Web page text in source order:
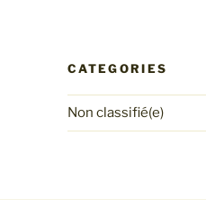
CATEGORIES
Non classifié(e)